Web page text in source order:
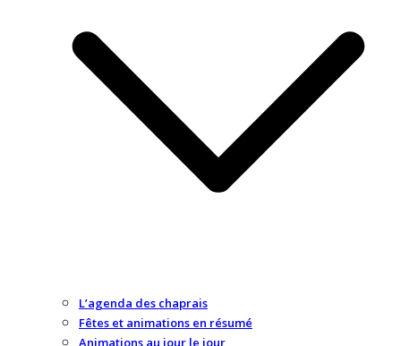
L’agenda des chaprais
Fêtes et animations en résumé
Animations au jour le jour